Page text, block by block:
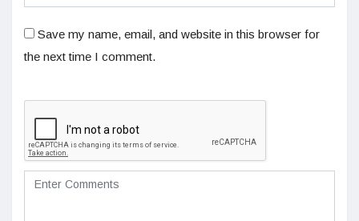
Save my name, email, and website in this browser for
the next time I comment.